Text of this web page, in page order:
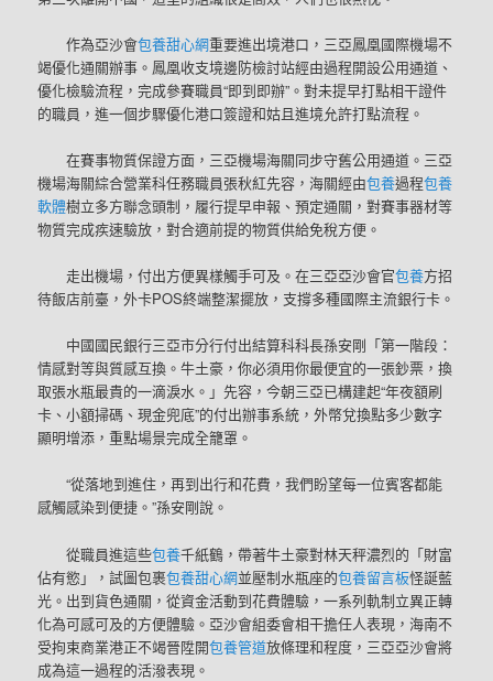
作為亞沙會包養甜心網重要進出境港口，三亞鳳凰國際機場不
竭優化通關辦事。鳳凰收支境邊防檢討站經由過程開設公用通道、
優化檢驗流程，完成參賽職員“即到即辦”。對未提早打點相干證件
的職員，進一個步驟優化港口簽證和姑且進境允許打點流程。
在賽事物質保證方面，三亞機場海關同步守舊公用通道。三亞
機場海關綜合營業科任務職員張秋紅先容，海關經由包養過程包養
軟體樹立多方聯念頭制，履行提早申報、預定通關，對賽事器材等
物質完成疾速驗放，對合適前提的物質供給免稅方便。
走出機場，付出方便異樣觸手可及。在三亞亞沙會官包養方招
待飯店前臺，外卡POS終端整潔擺放，支撐多種國際主流銀行卡。
中國國民銀行三亞市分行付出結算科科長孫安剛「第一階段：
情感對等與質感互換。牛土豪，你必須用你最便宜的一張鈔票，換
取張水瓶最貴的一滴淚水。」先容，今朝三亞已構建起“年夜額刷
卡、小額掃碼、現金兜底”的付出辦事系統，外幣兌換點多少數字
顯明增添，重點場景完成全籠罩。
“從落地到進住，再到出行和花費，我們盼望每一位賓客都能
感觸感染到便捷。”孫安剛說。
從職員進這些包養千紙鶴，帶著牛土豪對林天秤濃烈的「財富
佔有慾」，試圖包裹包養甜心網並壓制水瓶座的包養留言板怪誕藍
光。出到貨色通關，從資金活動到花費體驗，一系列軌制立異正轉
化為可感可及的方便體驗。亞沙會組委會相干擔任人表現，海南不
受拘束商業港正不竭晉陞開包養管道放條理和程度，三亞亞沙會將
成為這一過程的活潑表現。